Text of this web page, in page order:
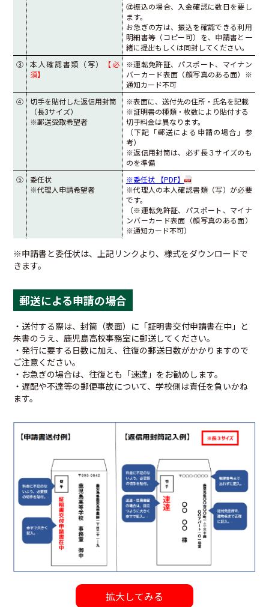
㊟振込の場合、入金確認に数日を要し
ます。
お急ぎの方は、振込を確認できる利用
明細書等（コピー可）を、申請書と一
緒に提出もしくは同封してください。
③
本人確認書類（写）
【必
須】
※運転免許証、パスポート、マイナン
バーカード表面（顔写真のある面）※
通知カード不可
④
切手を貼付した返信用封筒
（長3サイズ）
※郵送受取希望者
※表面に、送付先の住所・氏名を記載
※証明書の種類・枚数により貼付する
切手料金は異なります。
（下記「郵送による申請の場合」参
考）
※返信用封筒は、必ず長３サイズのも
のを準備
⑤
委任状
※代理人申請希望者
※委任状 【PDF】
※代理人の本人確認書類（写）が必要
です。
（※運転免許証、パスポート、マイナ
ンバーカード表面（顔写真のある面）
※通知カード不可）
※申請書と委任状は、上記リンクより、様式をダウンロードで
きます。
郵送による申請の場合
・送付する際は、封筒（表面）に 「証明書交付申請書在中」 と
朱書のうえ、鹿児島高校事務室に郵送してください。
・発行に要する日数に加え、往復の郵送日数がかかりますので
ご注意ください。
・お急ぎの場合は、往復とも「速達」をお勧めします。
・遅配や不達等の郵便事故について、学校側は責任を負いかね
ます。
拡大してみる